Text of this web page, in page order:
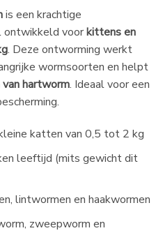
is een krachtige
ontwikkeld voorkittens en
. Deze ontworming werkt
wormsoorten en helpt
hartworm. Ideaal voor een
katten van 0,5 tot 2 kg
leeftijd (mits gewicht dit
lintwormen en haakwormen
zweepworm en